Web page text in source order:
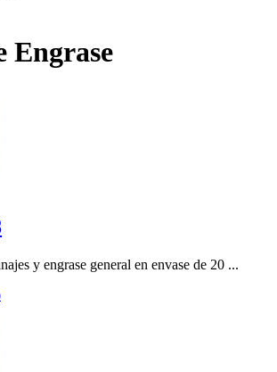
Engrase
y engrase general en envase de 20 ...